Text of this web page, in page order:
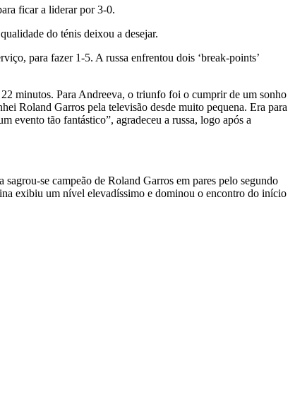
ficar a liderar por 3-0.
do ténis deixou a desejar.
para fazer 1-5. A russa enfrentou dois ‘break-points’
minutos. Para Andreeva, o triunfo foi o cumprir de um sonho
Roland Garros pela televisão desde muito pequena. Era para
evento tão fantástico”, agradeceu a russa, logo após a
se campeão de Roland Garros em pares pelo segundo
exibiu um nível elevadíssimo e dominou o encontro do início